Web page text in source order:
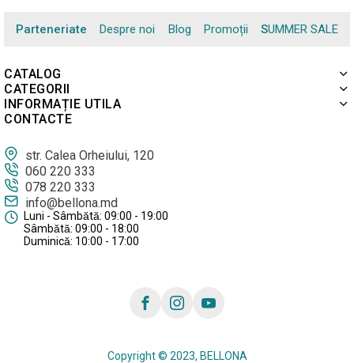
Parteneriate Despre noi Blog Promoții SUMMER SALE
CATALOG
CATEGORII
INFORMAȚIE UTILA
CONTACTE
str. Calea Orheiului, 120
060 220 333
078 220 333
info@bellona.md
Luni - Sâmbătă: 09:00 - 19:00
Sâmbătă: 09:00 - 18:00
Duminică: 10:00 - 17:00
Copyright © 2023, BELLONA